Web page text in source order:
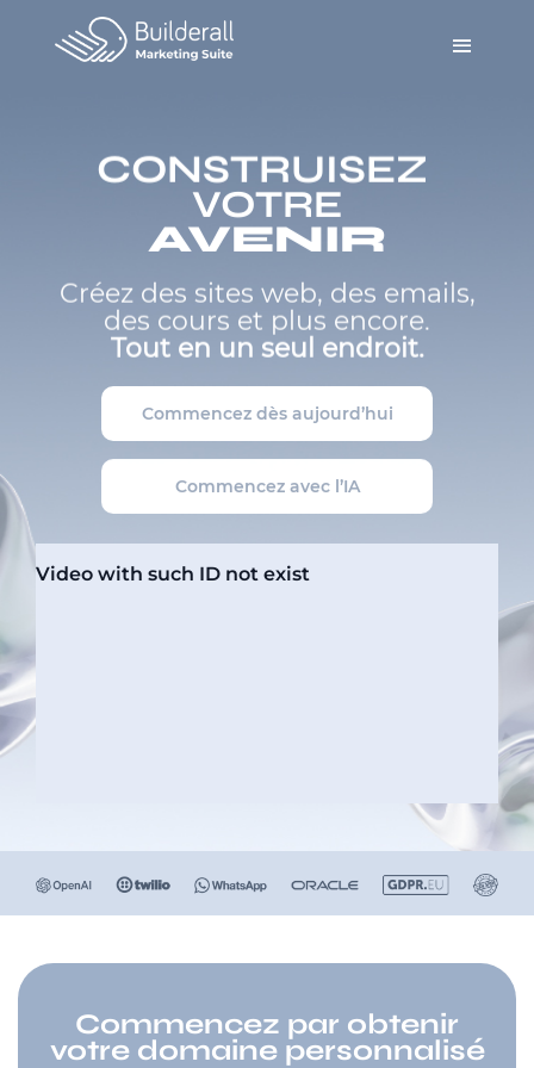
CONSTRUISEZ
VOTRE
AVENIR
Créez des sites web, des emails,
des cours et plus encore.
Tout en un seul endroit.
Commencez dès aujourd’hui
Commencez avec l’IA
Commencez par obtenir
votre domaine personnalisé